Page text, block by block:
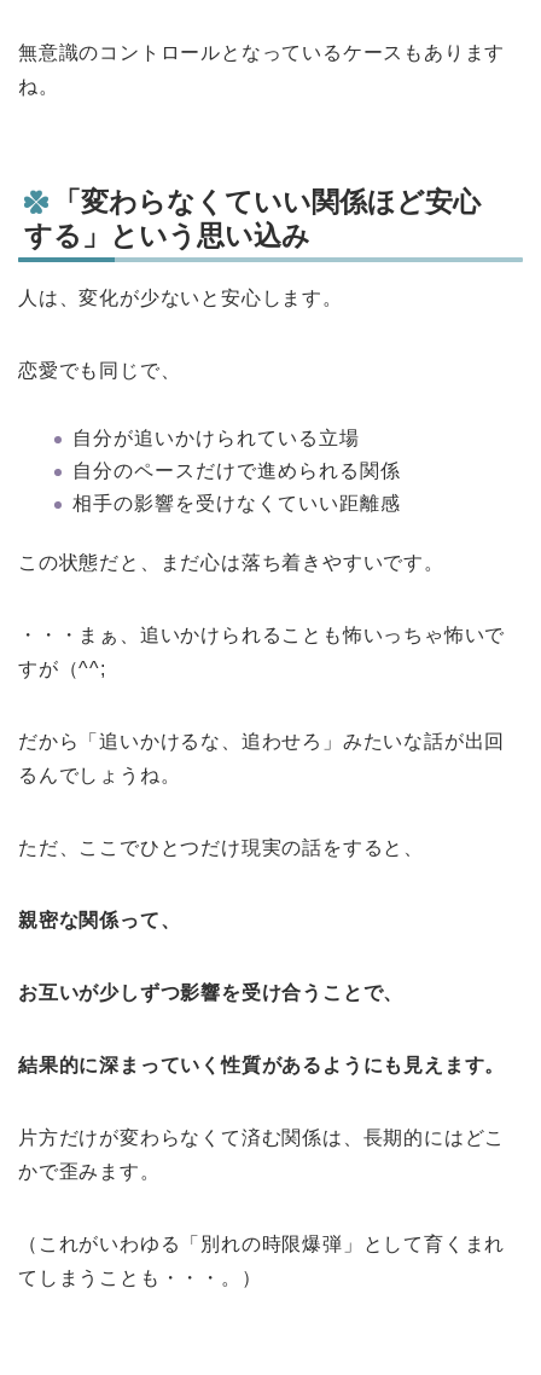
無意識のコントロールとなっているケースもあります
ね。
「変わらなくていい関係ほど安心
する」という思い込み
人は、変化が少ないと安心します。
恋愛でも同じで、
自分が追いかけられている立場
自分のペースだけで進められる関係
相手の影響を受けなくていい距離感
この状態だと、まだ心は落ち着きやすいです。
・・・まぁ、追いかけられることも怖いっちゃ怖いで
すが（^^;
だから「追いかけるな、追わせろ」みたいな話が出回
るんでしょうね。
ただ、ここでひとつだけ現実の話をすると、
親密な関係って、
お互いが少しずつ影響を受け合うことで、
結果的に深まっていく性質があるようにも見えます。
片方だけが変わらなくて済む関係は、長期的にはどこ
かで歪みます。
（これがいわゆる「別れの時限爆弾」として育くまれ
てしまうことも・・・。）